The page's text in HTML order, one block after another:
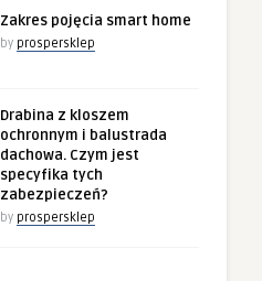
Zakres pojęcia smart home
by prospersklep
Drabina z kloszem
ochronnym i balustrada
dachowa. Czym jest
specyfika tych
zabezpieczeń?
by prospersklep